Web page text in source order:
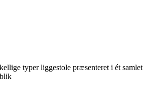
typer liggestole præsenteret i ét samlet